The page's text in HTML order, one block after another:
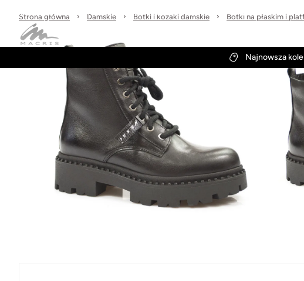
30 dni na zwrot
Najnowsza
Strona główna Damskie Botki i kozaki damskie Botki na płaskim i